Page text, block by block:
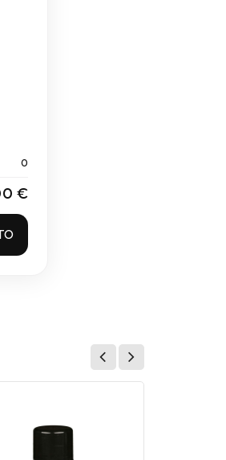
0
€